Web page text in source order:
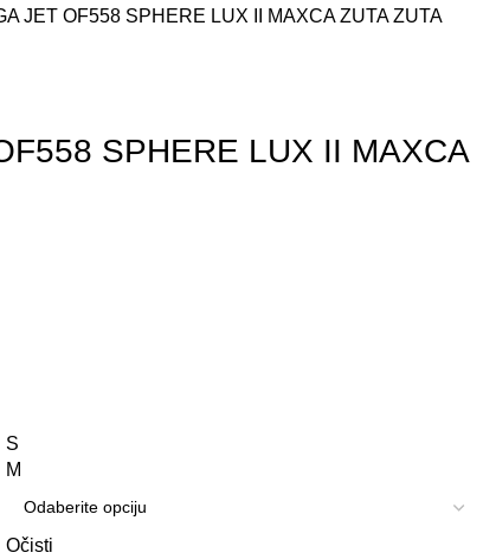
JET OF558 SPHERE LUX II MAXCA ZUTA ZUTA
SPHERE LUX II MAXCA
S
M
Očisti